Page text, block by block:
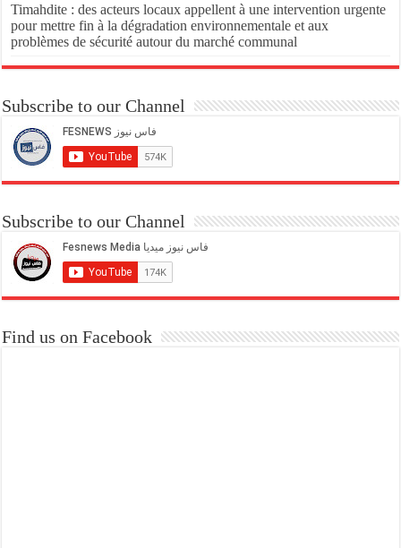
Timahdite : des acteurs locaux appellent à une intervention urgente
pour mettre fin à la dégradation environnementale et aux
problèmes de sécurité autour du marché communal
Subscribe to our Channel
Subscribe to our Channel
Find us on Facebook